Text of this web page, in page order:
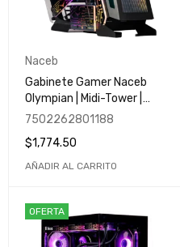
Naceb
Gabinete Gamer Naceb
Olympian | Midi-Tower |
Micro-ATX/Mini-ITX | USB
Instalados | Negro
7502262801188
$1,774.50
AÑADIR AL CARRITO
OFERTA